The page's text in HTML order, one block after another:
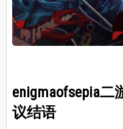
enigmaofsepia
议结语